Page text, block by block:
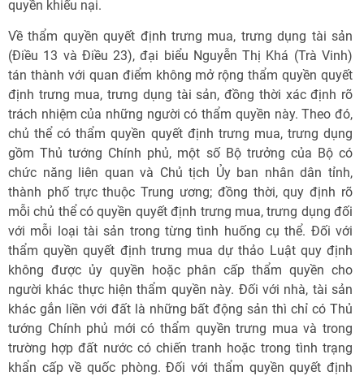
quyền khiếu nại.
Về thẩm quyền quyết định trưng mua, trưng dụng tài sản
(Điều 13 và Điều 23), đại biểu Nguyễn Thị Khá (Trà Vinh)
tán thành với quan điểm không mở rộng thẩm quyền quyết
định trưng mua, trưng dụng tài sản, đồng thời xác định rõ
trách nhiệm của những người có thẩm quyền này. Theo đó,
chủ thể có thẩm quyền quyết định trưng mua, trưng dụng
gồm Thủ tướng Chính phủ, một số Bộ trưởng của Bộ có
chức năng liên quan và Chủ tịch Ủy ban nhân dân tỉnh,
thành phố trực thuộc Trung ương; đồng thời, quy định rõ
mỗi chủ thể có quyền quyết định trưng mua, trưng dụng đối
với mỗi loại tài sản trong từng tình huống cụ thể. Đối với
thẩm quyền quyết định trưng mua dự thảo Luật quy định
không được ủy quyền hoặc phân cấp thẩm quyền cho
người khác thực hiện thẩm quyền này. Đối với nhà, tài sản
khác gắn liền với đất là những bất động sản thì chỉ có Thủ
tướng Chính phủ mới có thẩm quyền trưng mua và trong
trường hợp đất nước có chiến tranh hoặc trong tình trạng
khẩn cấp về quốc phòng. Đối với thẩm quyền quyết định